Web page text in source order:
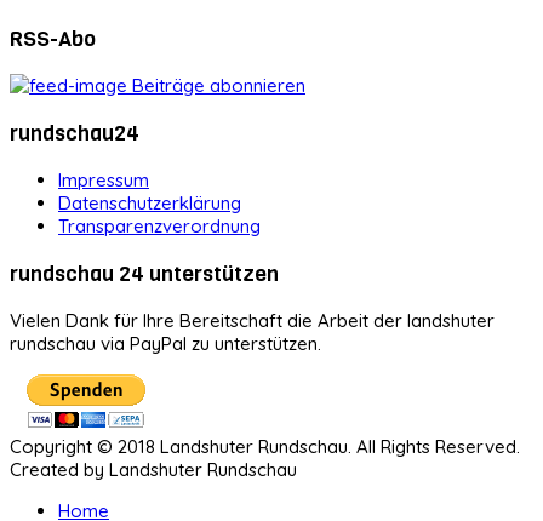
RSS-Abo
Beiträge abonnieren
rundschau24
Impressum
Datenschutzerklärung
Transparenzverordnung
rundschau 24 unterstützen
Vielen Dank für Ihre Bereitschaft die Arbeit der landshuter
rundschau via PayPal zu unterstützen.
Copyright © 2018 Landshuter Rundschau. All Rights Reserved.
Created by Landshuter Rundschau
Home